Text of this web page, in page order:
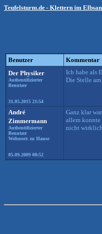
Teufelsturm.de - Klettern im
Benutzer Kommentar
Der Physiker
Authentifizierter
Benutzer
31.05.2015 21:54
Ich habe als
Die Stelle
André
Zimmermann
Authentifizierter
Benutzer
Wohnort: zu Hause
05.09.2009 08:52
Ganz klar
allem konnte
nicht wirklich